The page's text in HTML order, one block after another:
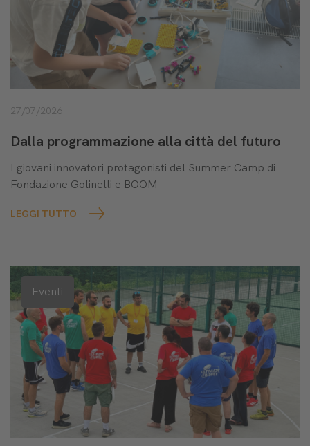
27/07/2026
Dalla programmazione alla città del futuro
I giovani innovatori protagonisti del Summer Camp di
Fondazione Golinelli e BOOM
LEGGI TUTTO
Eventi